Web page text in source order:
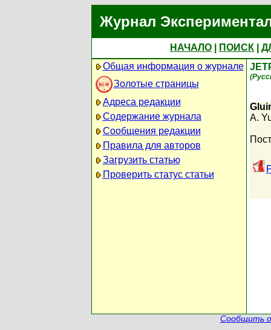
Журнал
НАЧАЛО ПОИСК
Общая информация о журнале
Золотые страницы
Адреса редакции
Содержание журнала
Сообщения редакции
Правила для авторов
Загрузить статью
Проверить статус статьи
A.
Сообщить о